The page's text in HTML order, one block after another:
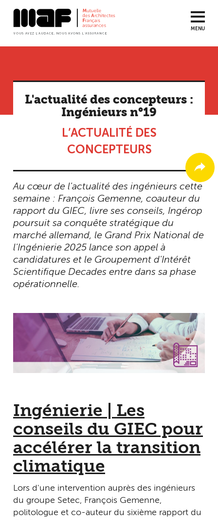
MENU
L'actualité des concepteurs :
Ingénieurs n°19
L’ACTUALITÉ DES
CONCEPTEURS
Au cœur de l'actualité des ingénieurs cette
semaine : François Gemenne, coauteur du
rapport du GIEC, livre ses conseils, Ingérop
poursuit sa conquête stratégique du
marché allemand, le Grand Prix National de
l'Ingénierie 2025 lance son appel à
candidatures et le Groupement d'Intérêt
Scientifique Decades entre dans sa phase
opérationnelle.
Ingénierie | Les
conseils du GIEC pour
accélérer la transition
climatique
Lors d'une intervention auprès des ingénieurs
du groupe Setec, François Gemenne,
politologue et co-auteur du sixième rapport du